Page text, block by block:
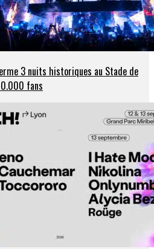
3 nuits historiques au Stade de
fans